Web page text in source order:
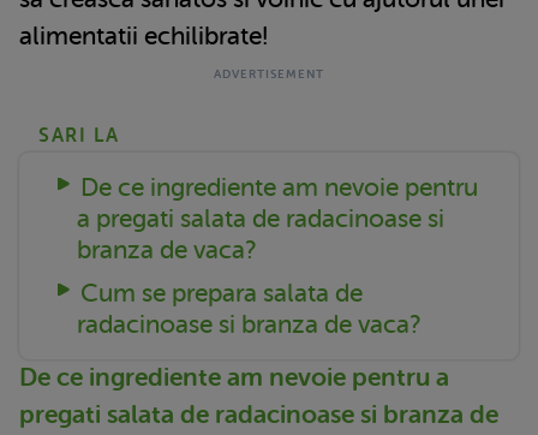
alimentatii echilibrate!
SARI LA
De ce ingrediente am nevoie pentru
a pregati salata de radacinoase si
branza de vaca?
Cum se prepara salata de
radacinoase si branza de vaca?
De ce ingrediente am nevoie pentru a
pregati salata de radacinoase si branza de